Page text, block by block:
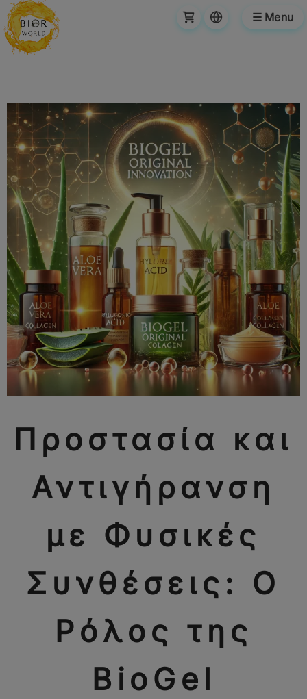
☰ Menu
Προστασία και
Αντιγήρανση
με Φυσικές
Συνθέσεις: Ο
Ρόλος της
BioGel